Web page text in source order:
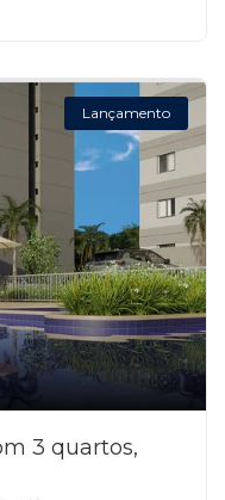
Lançamento
3 quartos,